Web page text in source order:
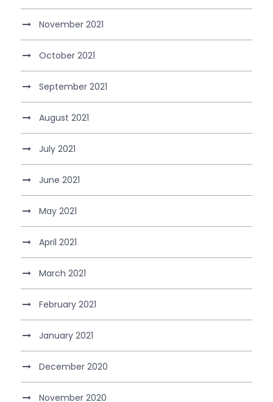
November 2021
October 2021
September 2021
August 2021
July 2021
June 2021
May 2021
April 2021
March 2021
February 2021
January 2021
December 2020
November 2020